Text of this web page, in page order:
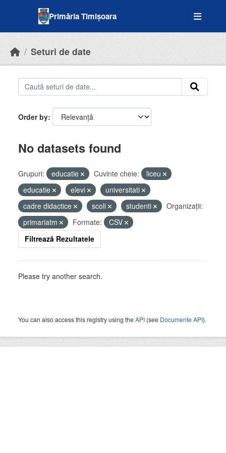
Primăria Timișoara
Seturi de date
Order by
No datasets found
Grupuri: educatie Cuvinte cheie:
liceu
educatie
elevi
universitati
cadre didactice
scoli studenti
Organizații:
primariatm
Formate:
CSV
Filtrează Rezultatele
Please try another search.
You can also access this registry using theAPI (see Documente API).